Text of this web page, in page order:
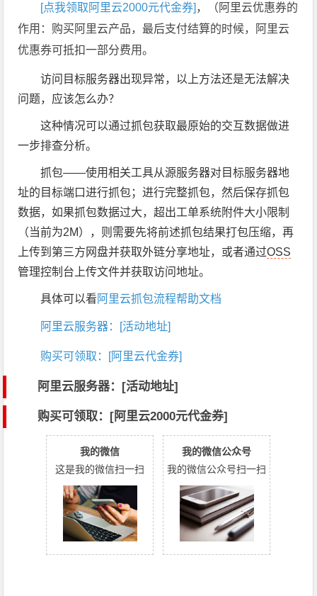
[点我领取阿里云2000元代金券] ，（阿里云优惠券的
作用：购买阿里云产品，最后支付结算的时候，阿里云
优惠券可抵扣一部分费用。
访问目标服务器出现异常，以上方法还是无法解决
问题，应该怎么办？
这种情况可以通过抓包获取最原始的交互数据做进
一步排查分析。
抓包——使用相关工具从源服务器对目标服务器地
址的目标端口进行抓包；进行完整抓包，然后保存抓包
数据，如果抓包数据过大，超出工单系统附件大小限制
（当前为2M），则需要先将前述抓包结果打包压缩，再
上传到第三方网盘并获取外链分享地址，或者通过OSS
管理控制台上传文件并获取访问地址。
具体可以看 阿里云抓包流程帮助文档
阿里云服务器：[活动地址]
购买可领取：[阿里云代金券]
阿里云服务器：[活动地址]
购买可领取：[阿里云2000元代金券]
我的微信
这是我的微信扫一扫
我的微信公众号
我的微信公众号扫一扫